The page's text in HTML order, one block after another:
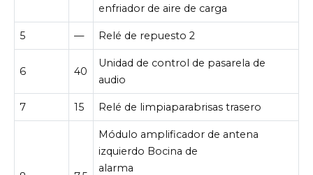
enfriador de aire de carga
5 — Relé de repuesto 2
6 40
Unidad de control de pasarela de
audio
7 15 Relé de limpiaparabrisas trasero
Módulo amplificador de antena
izquierdo Bocina de
alarma